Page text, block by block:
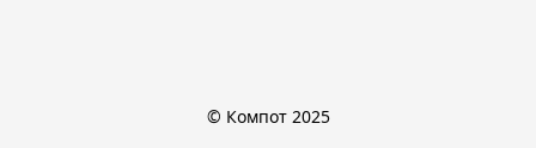
© Компот 2025